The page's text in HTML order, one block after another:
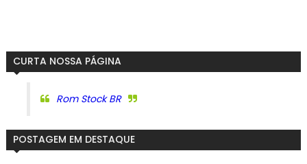
CURTA NOSSA PÁGINA
Rom Stock BR
POSTAGEM EM DESTAQUE